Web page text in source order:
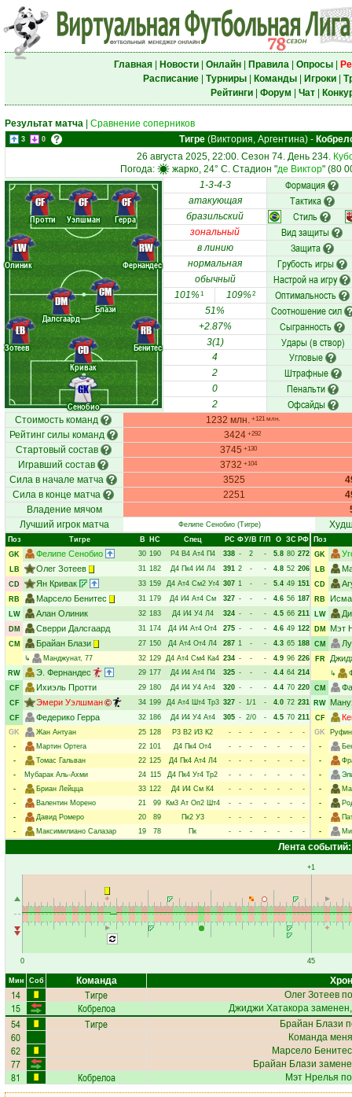
Главная| Новости| Онлайн| Правила| Опросы|
Расписание| Турниры| Команды| Игроки|
Рейтинги| Форум Чат|
Результат матча Сравнение соперников
3 0 Тигре (Виктория, Аргентина) -
26 августа 2025, 22:00. Сезон 74. День 234.
Погода:
жарко, 24° C. Стадион "де Виктор" (80
Сенобио
Зотеев
Кривак
Бенитес
Олиник
Далсгаард
Блази
Фернандес
Протти Уэлшман Герра
GK
LB
CD
RB
LW
DM
CM
RW
CF CF CF
1-3-4-3 Формация
атакующая Тактика
бразильский Стиль
зональный Вид защиты
в линию Защита
нормальная Грубость игры
обычный Настрой на игру
101%1 109%2 Оптимальность
51% Соотношение сил
+2.87% Сыгранность
3(1) Удары (в створ)
4 Угловые
2 Штрафные
0 Пенальти
2 Офсайды
Стоимость команд 1232 млн. +121 млн.
Рейтинг силы команд 3424 +292
Стартовый состав 3745 +130
Игравший состав 3732 +104
Сила в начале матча 3525
Сила в конце матча
2251
Владение мячом
Лучший игрок матча
Фелипе Сенобио(Тигре)
Поз Тигре В НC Спец РC ФУ/В Г/П О ЗС РФ
GK
Фелипе Сенобио 30 190 Р4 В4 Ат4 П4 338 - 2 - 5.8 80 272
LB
Олег Зотеев 31 182 Д4 Пк4 И4 Л4 391 2 - - 4.8 52 206
CD
Ян Кривак 33 159 Д4 Ат4 См2 Уг4 307 1 - - 5.4 49 151
RB
Марсело Бенитес 31 179 Д4 И4 Ат4 См 327 - - - 4.6 56 187
LW
Алан Олиник 32 183 Д4 И4 У4 Л4 324 - - - 4.5 66 211
DM
Сверри Далсгаард 31 174 Д4 И4 Ат4 От4 275 - - - 4.6 49 122
CM
Брайан Блази 27 150 Д4 Ат4 От4 Л4 287 1 - - 4.3 65 188
↳
Манджунат, 77 32 129 Д4 Ат4 См4 Ка4 234 - - - 4.9 96 226
RW
Э. Фернандес 29 177 Д4 И4 Ат4 П4 325 - - - 4.4 64 214
CF
Ихиэль Протти 29 180 Д4 И4 У4 Ат4 320 - - - 4.4 70 220
CF
Эмери Уэлшман 34 199 Д4 Ат4 Шт4 Тр3 327 - 1/1 - 4.0 72 231
CF
Федерико Герра 32 186 Д4 И4 У4 Ат4 305 - 2/0 - 4.5 70 211
GK
Жан Антуан 25 128 Р3 В2 И3 К2 - - - - - -
-
-
Мартин Ортега 22 101 Д4 Пк4 От4 - - - - - -
-
-
Томас Гальван 22 125 Д4 Пк4 Ат4 Л4 - - - - - -
-
-
Мубарак Аль-Ахми 24 115 Д4 Пк4 Уг4 Тр2 - - - - - -
-
-
Бриан Лейцца 33 122 Д4 И4 См К4 - - - - - -
-
-
Валентин Морено 21 99 Км3 Ат Оп2 Шт4 - - - - - -
-
-
Давид Ромеро 20 89 Пк2 У3 - - - - - -
-
-
Максимилиано Салазар 19 78 Пк - - - - - - -
Поз
GK
LB
CD
RB
LW
DM Мэт
CM
FR
↳
CM
RW
CF
GK
-
-
-
-
-
-
-
Лента событий:
0
+1
45
Мин Соб Команда
14 Тигре Олег Зотеев
15 Кобрелоа Джиджи Хатакора
54 Тигре Брайан Блази
60 Команда
62 Марсело Бенитес
77 Брайан Блази
81 Кобрелоа Мэт Нрелья